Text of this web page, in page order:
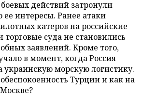
действий затронули
ее интересы. Ранее атаки
катеров на российские
суда не становились
заявлений. Кроме того,
в момент, когда Россия
украинскую морскую логистику.
Турции и как на